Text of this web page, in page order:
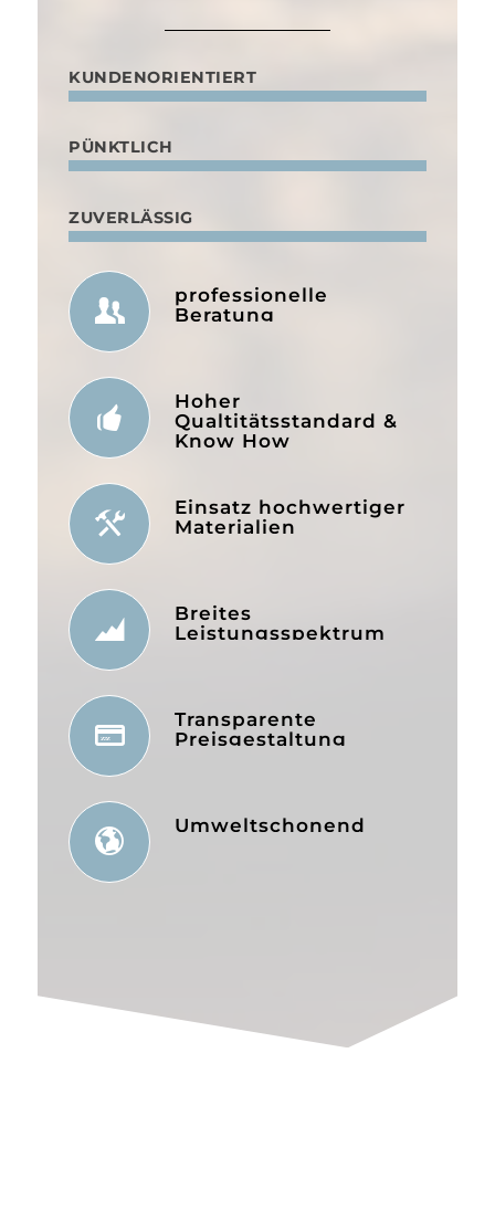
KUNDENORIENTIERT
PÜNKTLICH
ZUVERLÄSSIG
professionelle
Beratung
Hoher
Qualtitätsstandard &
Know How
Einsatz hochwertiger
Materialien
Breites
Leistungsspektrum
Transparente
Preisgestaltung
Umweltschonend